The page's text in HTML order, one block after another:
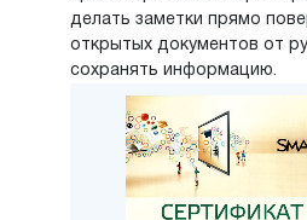
делать заметки прямо
открытых документов от
сохранять информацию.